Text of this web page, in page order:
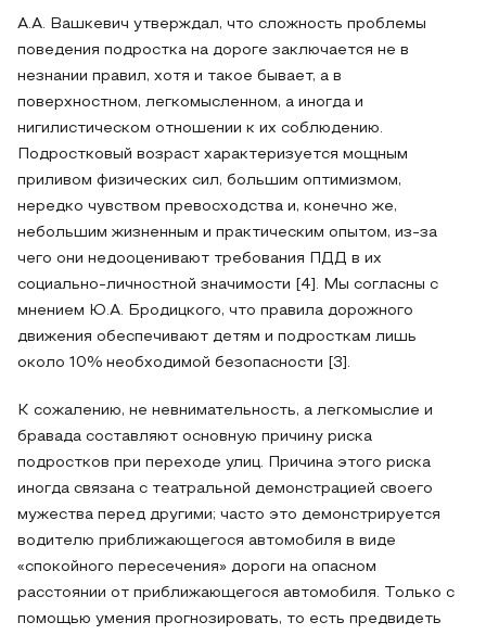
А.А. Вашкевич утверждал, что сложность проблемы
поведения подростка на дороге заключается не в
незнании правил, хотя и такое бывает, а в
поверхностном, легкомысленном, а иногда и
нигилистическом отношении к их соблюдению.
Подростковый возраст характеризуется мощным
приливом физических сил, большим оптимизмом,
нередко чувством превосходства и, конечно же,
небольшим жизненным и практическим опытом, из-за
чего они недооценивают требования ПДД в их
социально-личностной значимости [4]. Мы согласны с
мнением Ю.А. Бродицкого, что правила дорожного
движения обеспечивают детям и подросткам лишь
около 10% необходимой безопасности [3].
К сожалению, не невнимательность, а легкомыслие и
бравада составляют основную причину риска
подростков при переходе улиц. Причина этого риска
иногда связана с театральной демонстрацией своего
мужества перед другими; часто это демонстрируется
водителю приближающегося автомобиля в виде
«спокойного пересечения» дороги на опасном
расстоянии от приближающегося автомобиля. Только с
помощью умения прогнозировать, то есть предвидеть